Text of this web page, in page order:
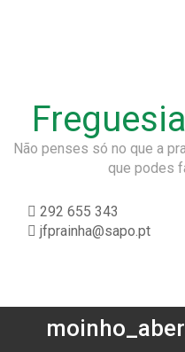
Não penses só no que a
que podes
292 655 343
jfprainha@sapo.pt